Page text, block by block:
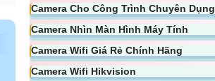
Camera Cho Công Trình Chuyên Dụng
Camera Nhìn Màn Hình Máy Tính
Camera Wifi Giá Rẻ Chính Hãng
Camera Wifi Hikvision